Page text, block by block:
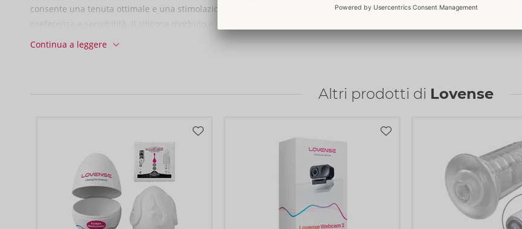
consente una tenuta ottimale e una stimolazione variabile, adatta a diverse
piacevole comfort, anche se indossati per lunghi periodi di tempo. Con l'aiuto del
senza sforzo una varietà di sensazioni, controllate direttamente sul toy o tramite
l'app Lovense. Con l'app è anche possibile creare da soli innumerevoli programmi
di vibrazione e controllarli e salvarli comodamente tramite il proprio smartphone.
Anche a grande distanza dal partner. Il Gemini può anche attivare le sue vibrazioni
tramite il suono e sincronizzarle con i ritmi musicali e i giocattoli del partner.
Ricaricabile - cavo di ricarica USB incluso.
Continua a leggere
Lunghezza: 15 cm
Informazioni
6972677430098 (EAN-13)
prossima consegna:44/2026
Continua a leggere
Altri prodotti di Lovense